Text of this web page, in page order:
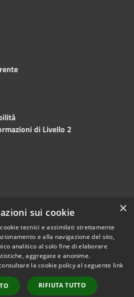
di Livello 2
Copyright © 2024 •
Comune di Mazara del
Vallo• Powered
byMunicipium• Redazione
×
sui cookie
tecnici e assimilati strettamente
e alla navigazione del sito,
analitico al solo fine di elaborare
aggregate e anonime.
la cookie policy al seguente link
RIFIUTA TUTTO